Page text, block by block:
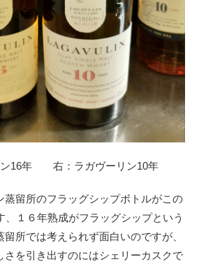
ン16年 右：ラガヴーリン10年
蒸留所のフラッグシップボトルがこの
、１６年熟成がフラッグシップという
所では考えられず面白いのですが、
さを引き出すのにはシェリーカスクで